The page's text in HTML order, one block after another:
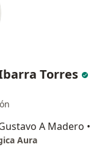
Torres
A Madero •
Aura